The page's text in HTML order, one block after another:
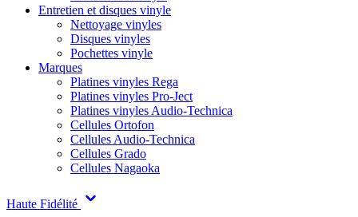
Entretien et disques vinyle
Nettoyage vinyles
Disques vinyles
Pochettes vinyle
Marques
Platines vinyles Rega
Platines vinyles Pro-Ject
Platines vinyles Audio-Technica
Cellules Ortofon
Cellules Audio-Technica
Cellules Grado
Cellules Nagaoka
Haute Fidélité